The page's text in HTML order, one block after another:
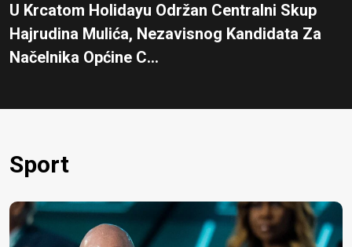
U Krcatom Holidayu Održan Centralni Skup
Hajrudina Mulića, Nezavisnog Kandidata Za
Načelnika Općine C...
Sport